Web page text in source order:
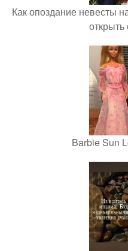
Как опоздание невесты
Barbie Sun